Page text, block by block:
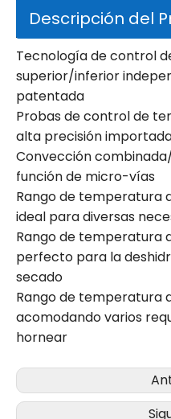
Descripción del
Tecnología de control
superior/inferior
patentada
Probas de control de
alta precisión
Convección
función de micro-vías
Rango de temperatura
ideal para diversas
Rango de temperatura
perfecto para la
secado
Rango de temperatura
acomodando varios
hornear